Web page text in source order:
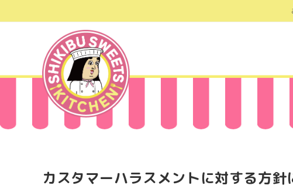
ン
へ
ッ
カスタマーハラスメントに対する方針